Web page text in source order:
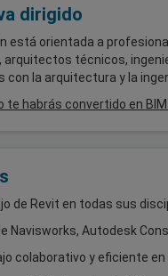
dirigido
está orientada a
técnicos,
con la arquitectura y la
te habrás convertido en
de Revit en todas sus
Navisworks, Autodesk
colaborativo y eficiente en